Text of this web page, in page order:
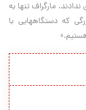
مارگراف تنها به
یک جمله ساده بسنده کرد: «ما با تولیدکنندگان بزرگی که دستگاه‎هایی با